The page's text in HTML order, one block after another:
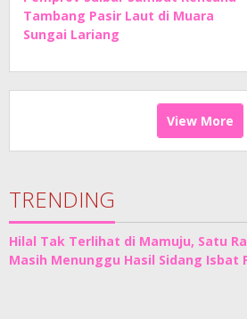
Tambang Pasir Laut di Muara
Sungai Lariang
View More
TRENDING
Hilal Tak Terlihat di Mamuju, Satu
Masih Menunggu Hasil Sidang Isbat